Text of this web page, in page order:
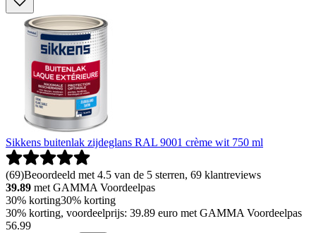
Sikkens buitenlak zijdeglans RAL 9001 crème wit 750 ml
(69)Beoordeeld met 4.5 van de 5 sterren, 69 klantreviews
39.89 met GAMMA Voordeelpas
30% korting30% korting
30% korting, voordeelprijs: 39.89 euro met GAMMA Voordeelpas
56.99